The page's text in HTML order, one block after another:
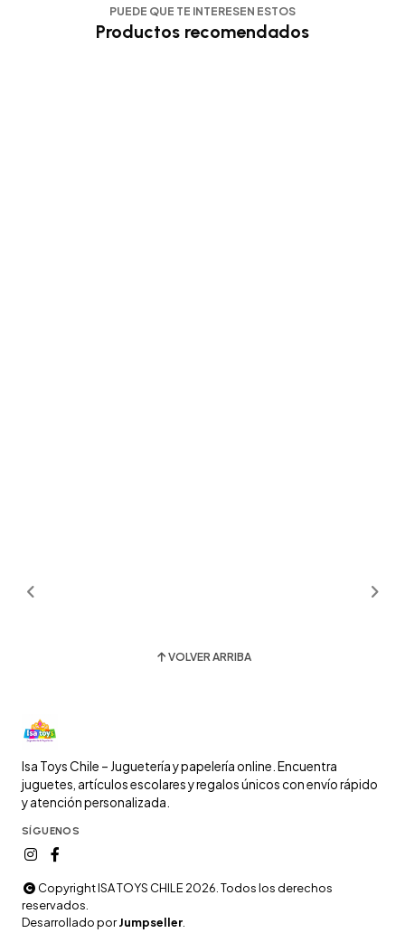
PUEDE QUE TE INTERESEN ESTOS
Productos recomendados
VOLVER ARRIBA
Isa Toys Chile – Juguetería y papelería online. Encuentra
juguetes, artículos escolares y regalos únicos con envío rápido
y atención personalizada.
SÍGUENOS
Copyright ISA TOYS CHILE 2026. Todos los derechos
reservados.
Desarrollado porJumpseller